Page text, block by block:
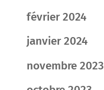
février 2024
janvier 2024
novembre 2023